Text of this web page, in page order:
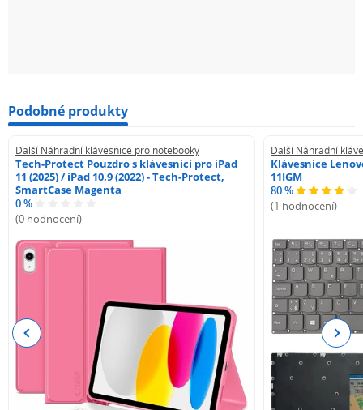
Podobné produkty
Další Náhradní klávesnice pro notebooky
Tech-Protect Pouzdro s klávesnicí pro iPad
11 (2025) / iPad 10.9 (2022) - Tech-Protect,
SmartCase Magenta
0 %
(0 hodnocení)
Další Náhradní
Klávesnice
11IGM
80 %
(1 hodnocení)
Previous Next